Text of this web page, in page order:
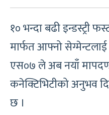
१० भन्दा बढी इन्डस्ट्री
मार्फत आफ्नो
एस०७ ले अब नयाँ
कनेक्टिभिटीको अनुभव
छ ।